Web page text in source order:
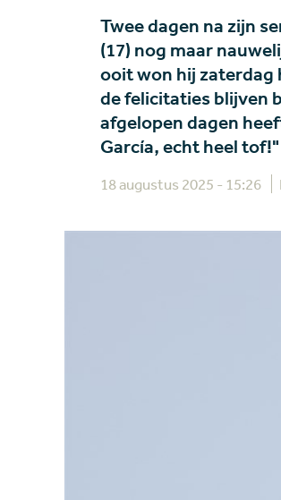
Twee dagen na zijn
(17) nog maar
ooit won hij zaterdag
de felicitaties blijven
afgelopen dagen
García, echt heel tof!"
18 augustus 2025 - 15:26